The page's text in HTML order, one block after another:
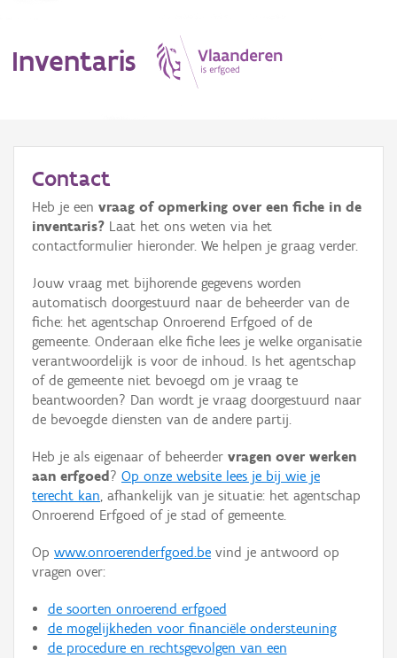
Inventaris
Erfgoedobject
Aanduidingsobject
Waarneming
Thema
Gebeurtenis
Persoon of collectief
Hergebruik
Aanmelden
Contact
Heb je een vraag of opmerking over een fiche in de
inventaris? Laat het ons weten via het
contactformulier hieronder. We helpen je graag verder.
Jouw vraag met bijhorende gegevens worden
automatisch doorgestuurd naar de beheerder van de
fiche: het agentschap Onroerend Erfgoed of de
gemeente. Onderaan elke fiche lees je welke organisatie
verantwoordelijk is voor de inhoud. Is het agentschap
of de gemeente niet bevoegd om je vraag te
beantwoorden? Dan wordt je vraag doorgestuurd naar
de bevoegde diensten van de andere partij.
Heb je als eigenaar of beheerder vragen over werken
aan erfgoed ? Op onze website lees je bij wie je
terecht kan, afhankelijk van je situatie: het agentschap
Onroerend Erfgoed of je stad of gemeente.
Op www.onroerenderfgoed.be vind je antwoord op
vragen over:
de soorten onroerend erfgoed
de mogelijkheden voor financiële ondersteuning
de procedure en rechtsgevolgen van een